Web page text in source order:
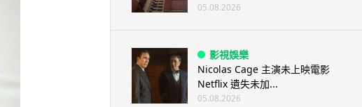
05.08.2026
影視娛樂
Nicolas Cage 主演未上映電影
Netflix 遺失未加...
05.08.2026